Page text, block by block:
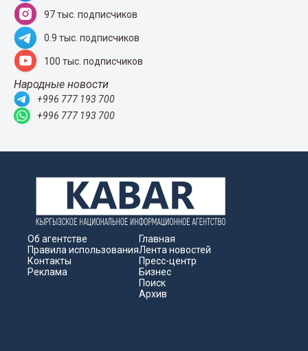
97 тыс. подписчиков
0.9 тыс. подписчиков
100 тыс. подписчиков
Народные новости
+996 777 193 700
+996 777 193 700
Об агентстве
Правила использования
Контакты
Реклама
Главная
Лента новостей
Пресс-центр
Бизнес
Поиск
Архив